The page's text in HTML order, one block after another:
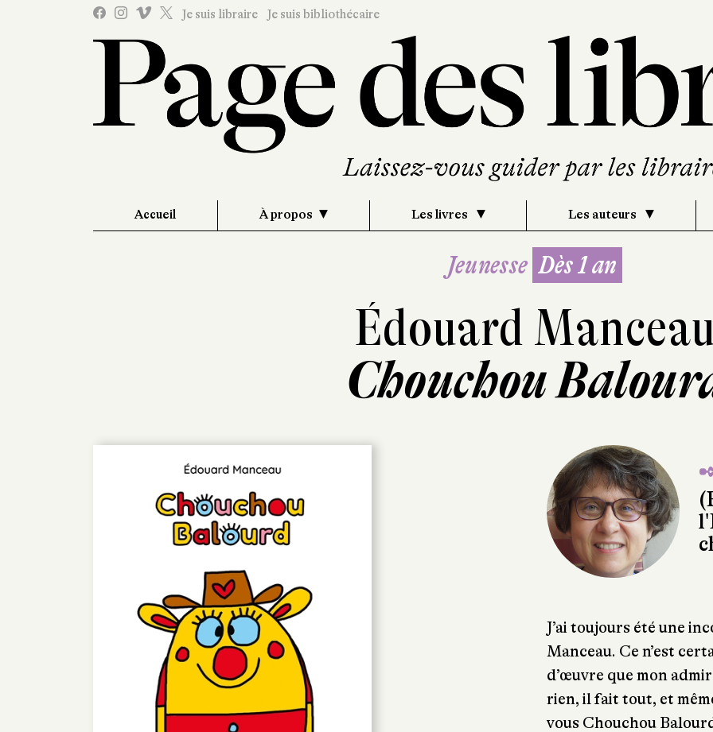
Je suis libraire Je suis bibliothécaire
Accueil À propos Les livres Les auteurs
Jeunesse Dès 1 an
Édouard
Chouchou
J’ai toujours été une
Manceau. Ce n’est
d’œuvre que mon
rien, il fait tout, et
vous Chouchou